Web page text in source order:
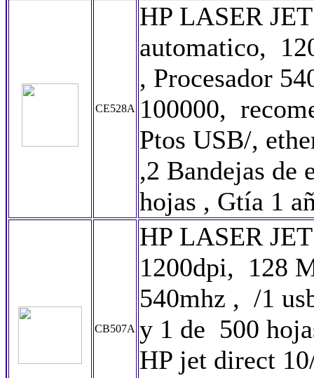
CE528A
HP LASER
automatico,
, Procesador
100000,
Ptos USB/,
,2 Bandejas de
hojas , Gtía 1
CB507A
HP LASER
1200dpi, 128
540mhz , /1
y 1 de 500
HP jet direct